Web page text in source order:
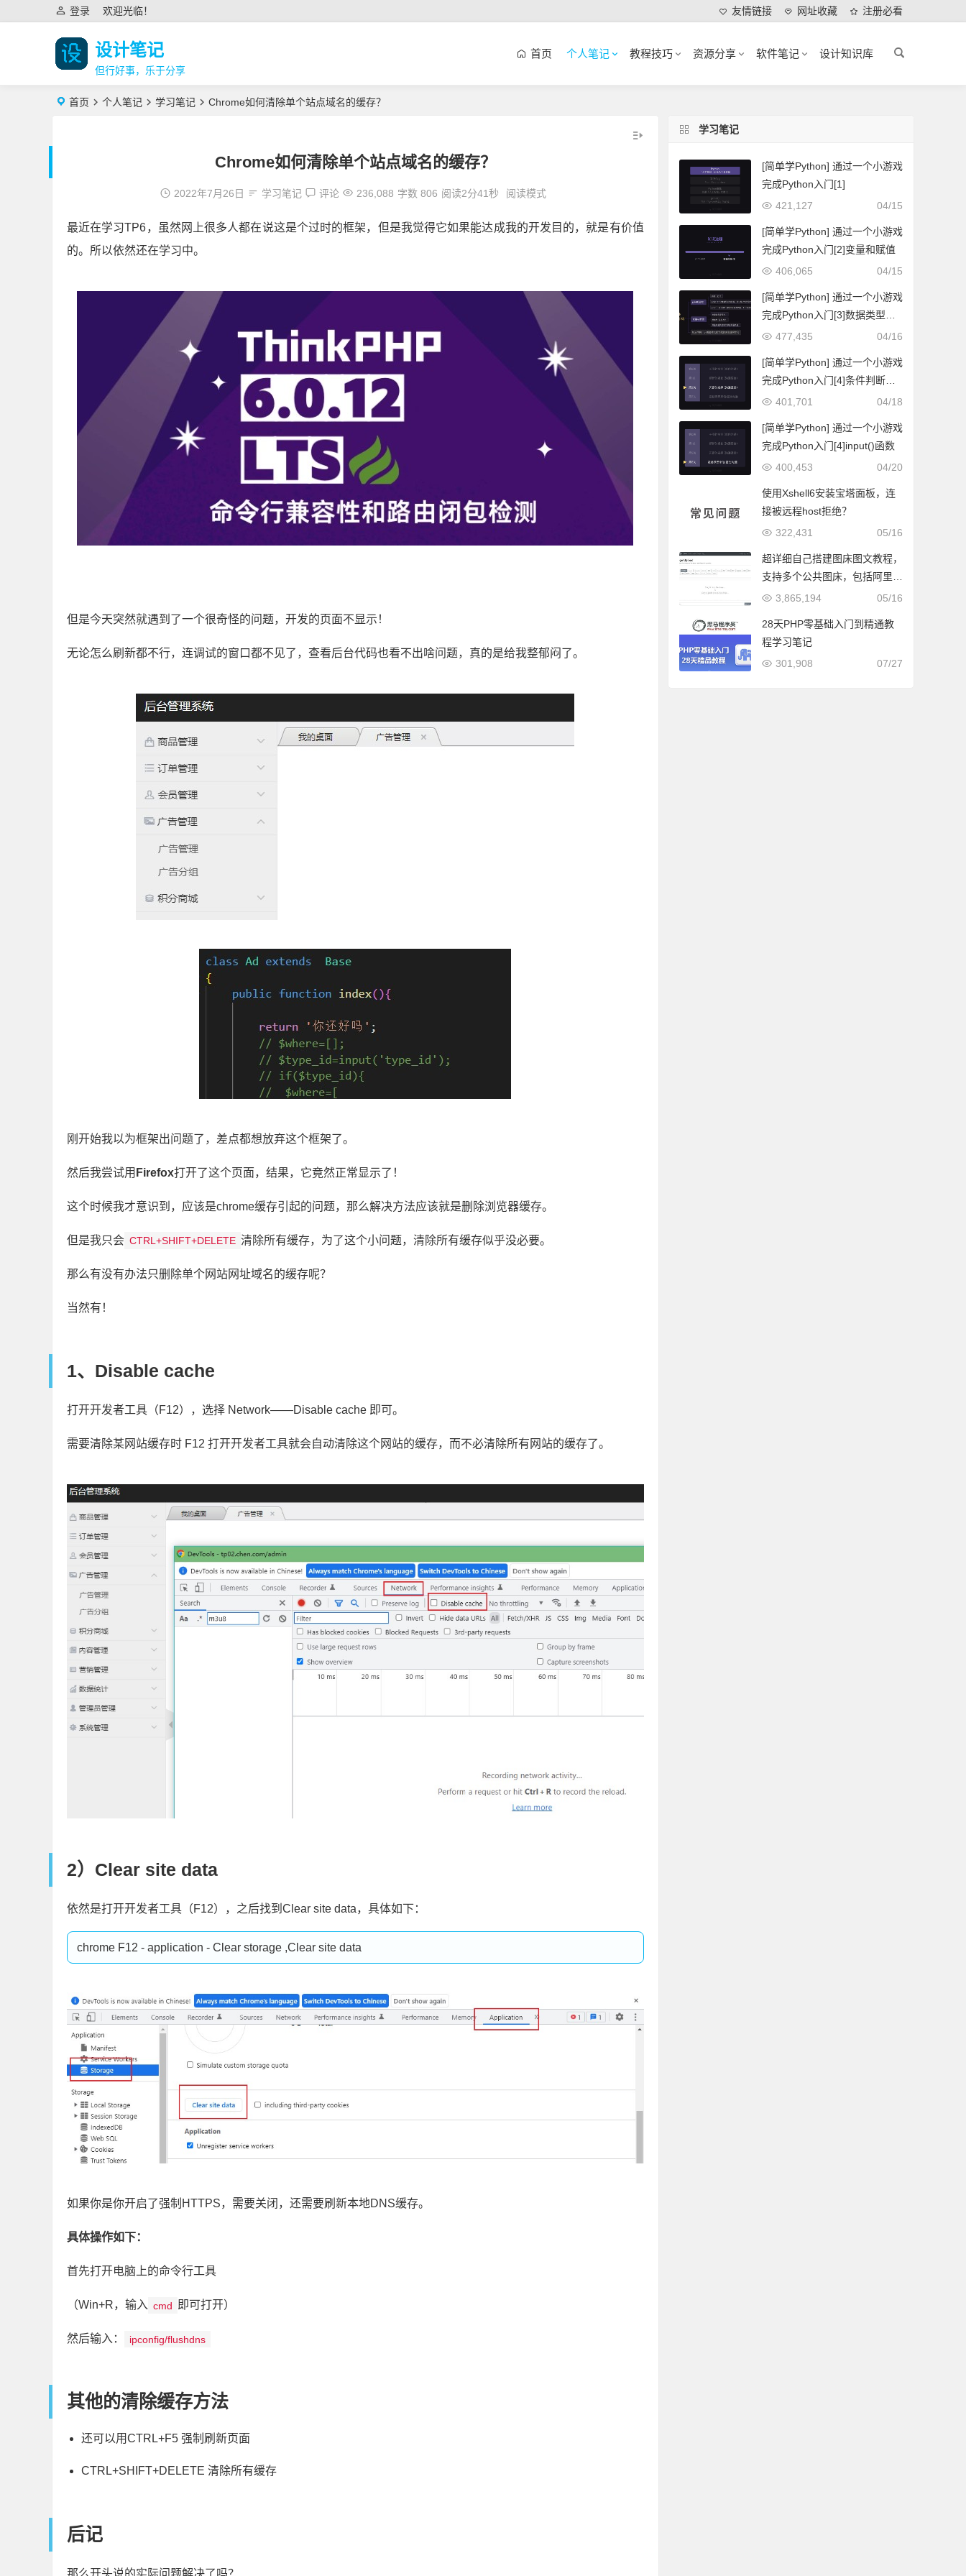
欢迎光临！
登录 友情链接 网址收藏 注册必看
设计笔记
但行好事，乐于分享
首页 个人笔记 教程技巧 资源分享 软件笔记 设计知识库
首页 个人笔记 学习笔记 Chrome如何清除单个站点域名的缓存？
Chrome如何清除单个站点域名的缓存？
2022年7月26日 学习笔记 评论 236,088 字数 806 阅读2分41秒 阅读模式
最近在学习TP6，虽然网上很多人都在说这是个过时的框架，但是我觉得它如果能达成我的开发目的，就是有价值
的。所以依然还在学习中。
但是今天突然就遇到了一个很奇怪的问题，开发的页面不显示！
无论怎么刷新都不行，连调试的窗口都不见了，查看后台代码也看不出啥问题，真的是给我整郁闷了。
刚开始我以为框架出问题了，差点都想放弃这个框架了。
然后我尝试用 Firefox打开了这个页面，结果，它竟然正常显示了！
这个时候我才意识到，应该是chrome缓存引起的问题，那么解决方法应该就是删除浏览器缓存。
但是我只会 CTRL+SHIFT+DELETE 清除所有缓存，为了这个小问题，清除所有缓存似乎没必要。
那么有没有办法只删除单个网站网址域名的缓存呢？
当然有！
1、Disable cache
打开开发者工具（F12），选择 Network——Disable cache 即可。
需要清除某网站缓存时 F12 打开开发者工具就会自动清除这个网站的缓存，而不必清除所有网站的缓存了。
2）Clear site data
依然是打开开发者工具（F12），之后找到Clear site data，具体如下：
如果你是你开启了强制HTTPS，需要关闭，还需要刷新本地DNS缓存。
具体操作如下：
首先打开电脑上的命令行工具
（Win+R，输入 cmd 即可打开）
然后输入： ipconfig/flushdns
其他的清除缓存方法
还可以用CTRL+F5 强制刷新页面
CTRL+SHIFT+DELETE 清除所有缓存
后记
学习笔记
[简单学Python] 通过一个小游戏
完成Python入门[1]
04/15
421,127
[简单学Python] 通过一个小游戏
完成Python入门[2]变量和赋值
04/15
406,065
[简单学Python] 通过一个小游戏
完成Python入门[3]数据类型与
转换
04/16
477,435
[简单学Python] 通过一个小游戏
完成Python入门[4]条件判断与
条件嵌套
04/18
401,701
[简单学Python] 通过一个小游戏
完成Python入门[4]input()函数
04/20
400,453
使用Xshell6安装宝塔面板，连
接被远程host拒绝？
05/16
322,431
超详细自己搭建图床图文教程，
支持多个公共图床，包括阿里图
床、SMMS等
05/16
3,865,194
28天PHP零基础入门到精通教
程学习笔记
07/27
301,908